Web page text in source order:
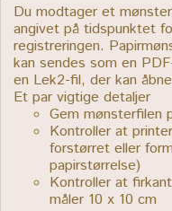
Du modtager et
angivet på tidspunktet
registreringen.
kan sendes som en
en Lek2-fil, der kan
Et par vigtige detaljer
Gem mønsterfilen
Kontroller at
forstørret eller
papirstørrelse)
Kontroller at
måler 10 x 10 cm